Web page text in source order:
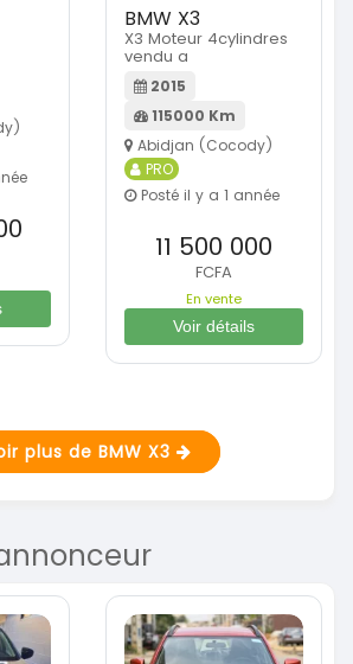
BMW X3
X3 Moteur 4cylindres
vendu a
2015
115000 Km
Abidjan (Cocody)
PRO
Posté il y a 1 année
11 500 000
FCFA
En vente
Voir détails
plus de BMW X3